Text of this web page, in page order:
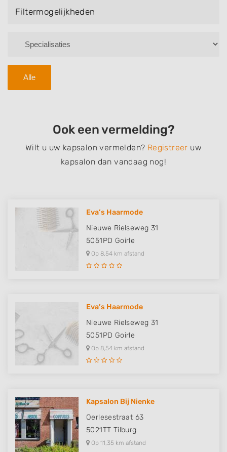
Filtermogelijkheden
Alle
Ook een vermelding?
Wilt u uw kapsalon vermelden? Registreer uw
kapsalon dan vandaag nog!
Eva’s Haarmode
Nieuwe Rielseweg 31
5051PD Goirle
Op 8,54 km afstand
Eva’s Haarmode
Nieuwe Rielseweg 31
5051PD Goirle
Op 8,54 km afstand
Kapsalon Bij Nienke
Oerlesestraat 63
5021TT Tilburg
Op 11,35 km afstand